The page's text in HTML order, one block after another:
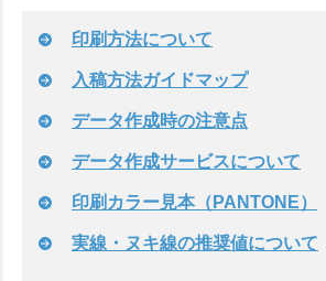
印刷方法について
入稿方法ガイドマップ
データ作成時の注意点
データ作成サービスについて
印刷カラー見本（PANTONE）
実線・ヌキ線の推奨値について